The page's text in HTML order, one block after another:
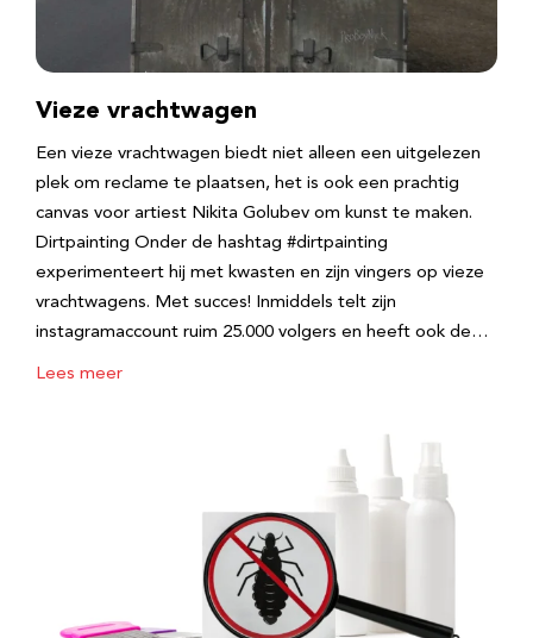
Vieze vrachtwagen
Een vieze vrachtwagen biedt niet alleen een uitgelezen
plek om reclame te plaatsen, het is ook een prachtig
canvas voor artiest Nikita Golubev om kunst te maken.
Dirtpainting Onder de hashtag #dirtpainting
experimenteert hij met kwasten en zijn vingers op vieze
vrachtwagens. Met succes! Inmiddels telt zijn
instagramaccount ruim 25.000 volgers en heeft ook de…
Lees meer